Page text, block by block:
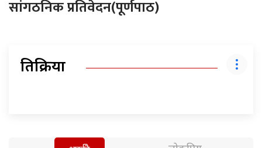
सांगठनिक प्रतिवेदन(पूर्णपाठ)
प्रतिक्रिया